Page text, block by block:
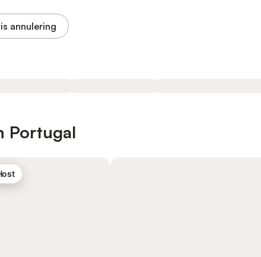
annulering
Portugal